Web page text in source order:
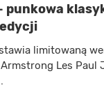
punkowa
limitowaną
Les Paul